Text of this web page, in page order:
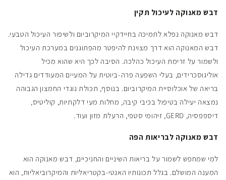
דבש מאנוקה לעיכול תקין
דבש מאנוקה נפלא לתמיכה בחיידקיי המיקרוביום ולשיפור העיכול הטבעי.
דבש המאנוקה הוא דרך מצוינת להיפטר מהפתוגנים במערכת העיכול
ולשמור על זרימת העיכול כהלכה. הסיבה לכך היא שהוא מכיל
אוליגוסכרידים, בעלי השפעה פרה-ביוטית על המעיים המעודדים גדילה
בריאה של אוכלוסיית המיקרוביום. בנוסף, תכולת נוגדי החמצון הגבוהה
נמצאה יעילה בטיפול בכיבי קיבה, מחלות מעי דלקתיות, קוליטיס,
דיספפסיה, GERD, זיהומי סטפי, הרעלת מזון ועוד.
דבש מאנוקה לבריאות הפה
למי שמחפש לשמור על בריאות השיניים והחניכיים, דבש מאנוקה הוא
המענה המושלם. בגלל תכונותיו האנטי-בקטריאליות והמיקרוביאליות, הוא